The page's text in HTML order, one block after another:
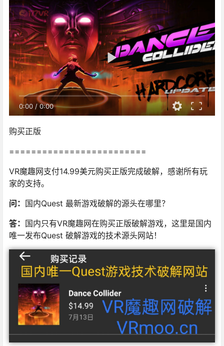
0:00 /0:00
购买正版
=========================
VR魔趣网支付14.99美元购买正版完成破解，感谢所有玩
家的支持。
问： 国内Quest 最新游戏破解的源头在哪里？
答： 国内只有VR魔趣网在购买正版破解游戏，这里是国内
唯一发布Quest 破解游戏的技术源头网站！